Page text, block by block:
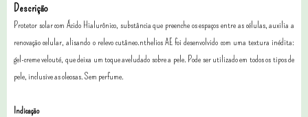
Descrição
Protetor solar com Ácido Hialurônico, substância que preenche os espaços entre as células, auxilia a
renovação celular, alisando o relevo cutâneo.nthelios AE foi desenvolvido com uma textura inédita:
gel-creme velouté, que deixa um toque aveludado sobre a pele. Pode ser utilizado em todos os tipos de
pele, inclusive as oleosas. Sem perfume.
Indicação